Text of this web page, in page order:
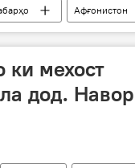
Афғонистон
мехост
дод. Навор